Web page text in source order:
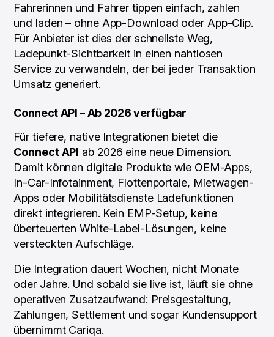
Fahrerinnen und Fahrer tippen einfach, zahlen
und laden – ohne App-Download oder App-Clip.
Für Anbieter ist dies der schnellste Weg,
Ladepunkt-Sichtbarkeit in einen nahtlosen
Service zu verwandeln, der bei jeder Transaktion
Umsatz generiert.
Connect API – Ab 2026 verfügbar
Für tiefere, native Integrationen bietet die
Connect API ab 2026 eine neue Dimension.
Damit können digitale Produkte wie OEM-Apps,
In-Car-Infotainment, Flottenportale, Mietwagen-
Apps oder Mobilitätsdienste Ladefunktionen
direkt integrieren. Kein EMP-Setup, keine
überteuerten White-Label-Lösungen, keine
versteckten Aufschläge.
Die Integration dauert Wochen, nicht Monate
oder Jahre. Und sobald sie live ist, läuft sie ohne
operativen Zusatzaufwand: Preisgestaltung,
Zahlungen, Settlement und sogar Kundensupport
übernimmt Cariqa.